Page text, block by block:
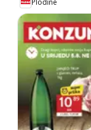
Plodine